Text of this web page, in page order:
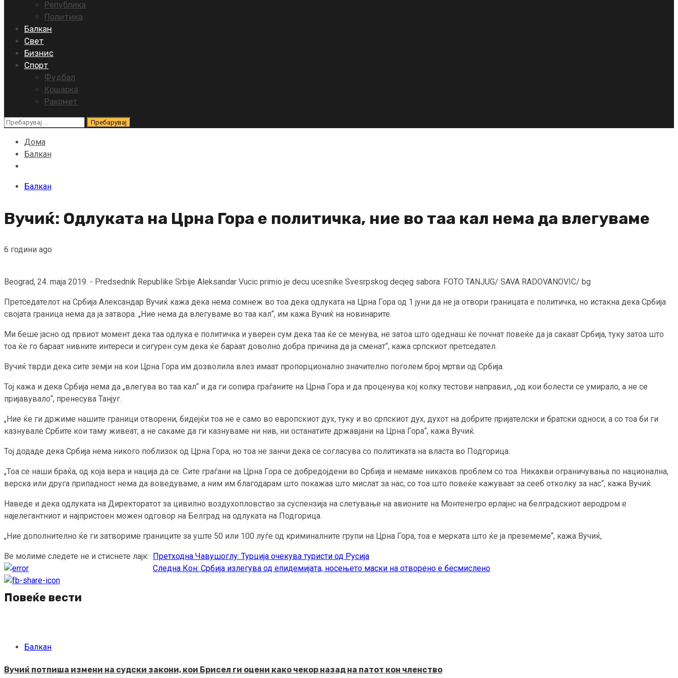
Република
Политика
Балкан
Свет
Бизнис
Спорт
Фудбал
Кошарка
Ракомет
Пребарувај
Дома
Балкан
Балкан
Вучиќ: Одлуката на Црна Гора е политичка, ние во таа кал нема да влегуваме
6 години ago
Beograd, 24. maja 2019. - Predsednik Republike Srbije Aleksandar Vucic primio je decu ucesnike Svesrpskog decjeg sabora. FOTO TANJUG/ SAVA RADOVANOVIC/ bg
Претседателот на Србија Александар Вучиќ кажа дека нема сомнеж во тоа дека одлуката на Црна Гора од 1 јуни да не ја отвори границата е политичка, но истакна дека Србија
својата граница нема да ја затвора. „Ние нема да влегуваме во таа кал“, им кажа Вучиќ на новинарите.
Ми беше јасно од првиот момент дека таа одлука е политичка и уверен сум дека таа ќе се менува, не затоа што одеднаш ќе почнат повеќе да ја сакаат Србија, туку затоа што
тоа ќе го бараат нивните интереси и сигурен сум дека ќе бараат доволно добра причина да ја сменат“, кажа српскиот претседател.
Вучиќ тврди дека сите земји на кои Црна Гора им дозволила влез имаат пропорционално значително поголем број мртви од Србија.
Тој кажа и дека Србија нема да „влегува во таа кал“ и да ги сопира граѓаните на Црна Гора и да проценува кој колку тестови направил, „од кои болести се умирало, а не се
пријавувало“, пренесува Танјуг.
„Ние ќе ги држиме нашите граници отворени, бидејќи тоа не е само во европскиот дух, туку и во српскиот дух, духот на добрите пријателски и братски односи, а со тоа би ги
казнувале Србите кои таму живеат, а не сакаме да ги казнуваме ни нив, ни останатите државјани на Црна Гора“, кажа Вучиќ.
Тој додаде дека Србија нема никого поблизок од Црна Гора, но тоа не занчи дека се согласува со политиката на власта во Подгорица.
„Тоа се наши браќа, од која вера и нација да се. Сите граѓани на Црна Гора се добредојдени во Србија и немаме никаков проблем со тоа. Никакви ограничувања по национална,
верска или друга припадност нема да воведуваме, а ним им благодарам што покажаа што мислат за нас, со тоа што повеќе кажуваат за сееб отколку за нас“, кажа Вучиќ.
Наведе и дека одлуката на Директоратот за цивилно воздухопловство за суспензија на слетување на авионите на Монтенегро ерлајнс на белградскиот аеродром е
најелегантниот и најпристоен можен одговор на Белград на одлуката на Подгорица.
„Ние дополнително ќе ги затвориме границите за уште 50 или 100 луѓе од криминалните групи на Црна Гора, тоа е мерката што ќе ја преземеме“, кажа Вучиќ,
Ве молиме следете не и стиснете лајк:
Continue
Reading
Претходна Чавушоглу: Турција очекува туристи од Русија
Следна Кон: Србија излегува од епидемијата, носењето маски на отворено е бесмислено
Повеќе вести
Балкан
Вучиќ потпиша измени на судски закони, кои Брисел ги оцени како чекор назад на патот кон членство